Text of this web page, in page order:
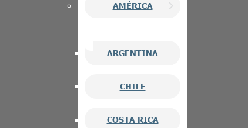
AMÉRICA
ARGENTINA
CHILE
COSTA RICA